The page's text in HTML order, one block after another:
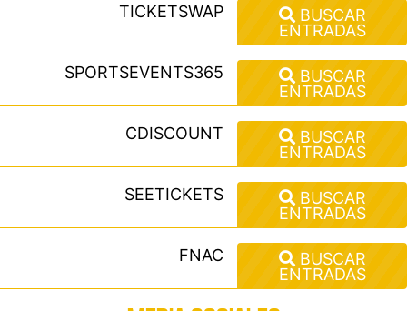
TICKETSWAP
BUSCAR
ENTRADAS
SPORTSEVENTS365
BUSCAR
ENTRADAS
CDISCOUNT
BUSCAR
ENTRADAS
SEETICKETS
BUSCAR
ENTRADAS
FNAC
BUSCAR
ENTRADAS